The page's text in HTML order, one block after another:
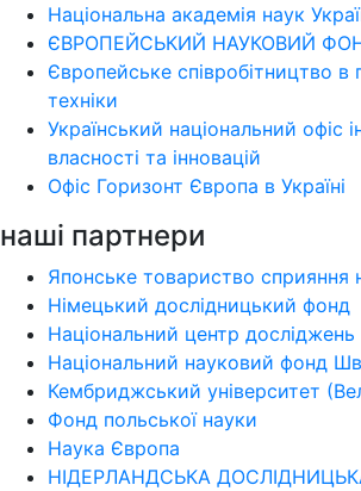
Національна академія наук
ЄВРОПЕЙСЬКИЙ НАУКОВИЙ
Європейське співробітництво в
техніки
Український національний офіс
власності та інновацій
Офіс Горизонт Європа в Україні
наші партнери
Японське товариство сприяння
Німецький дослідницький фонд
Національний центр
Національний науковий фонд
Кембриджський університет
Фонд польської науки
Наука Європа
НІДЕРЛАНДСЬКА